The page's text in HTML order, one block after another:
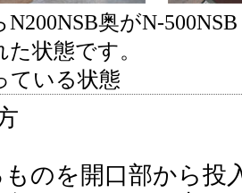
らN200NSB
れた状態で
ている状態
のを開口部から投